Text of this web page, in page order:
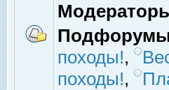
походы!,
походы!,